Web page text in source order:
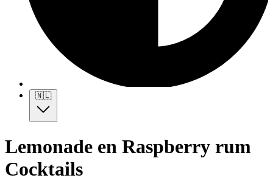
🇳🇱
Lemonade en Raspberry rum
Cocktails